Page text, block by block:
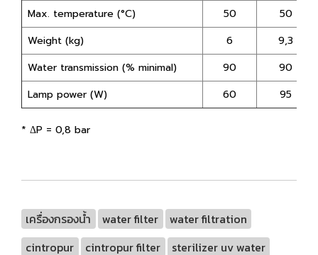
Max. temperature (°C)
50
50
Weight (kg)
6
9,3
Water transmission (% minimal)
90
90
Lamp power (W)
60 95
* ΔP = 0,8 bar
เครื่องกรองน้ำ water filter
water filtration
cintropur
cintropur filter
sterilizer uv water